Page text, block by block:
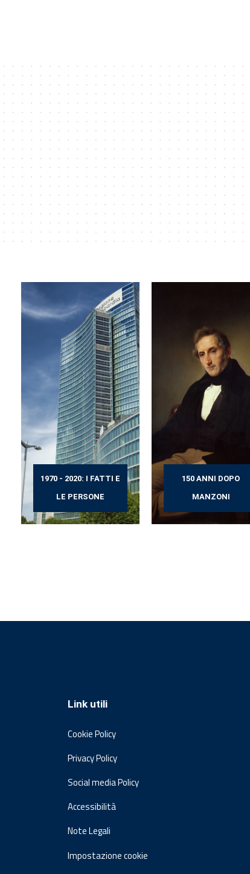
1970 - 2020: I FATTI E
LE PERSONE
150 ANNI DOPO
MANZONI
Link utili
Cookie Policy
Privacy Policy
Social media Policy
Accessibilità
Note Legali
Impostazione cookie